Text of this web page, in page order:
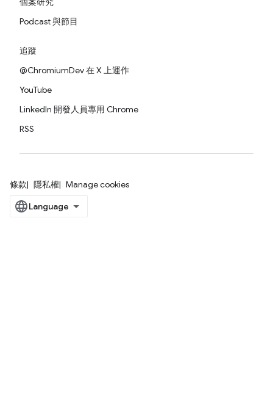
Podcast 與節目
追蹤
@ChromiumDev 在 X 上運作
YouTube
LinkedIn 開發人員專用 Chrome
RSS
條款 隱私權 Manage cookies